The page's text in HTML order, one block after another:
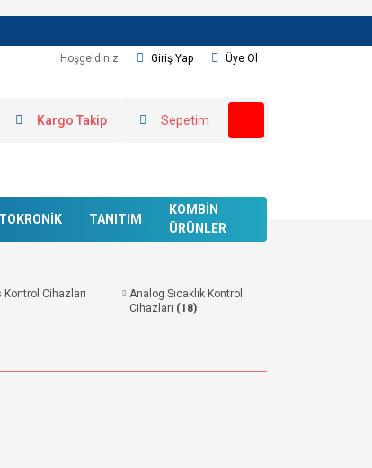
Hoşgeldiniz Giriş Yap Üye Ol
Kargo Takip Sepetim
TANITIM
KOMBİN
ÜRÜNLER
Kontrol Cihazları
Analog Sıcaklık Kontrol
Cihazları (18)